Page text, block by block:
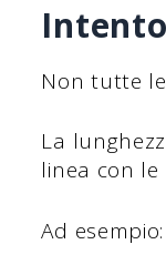
Non tutte
La
linea con
Ad esempio: